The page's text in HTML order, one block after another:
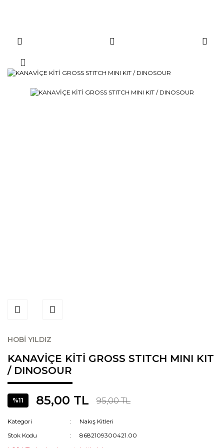
HOBİ YILDIZ
KANAVİÇE KİTİ GROSS STITCH MINI KIT
/ DINOSOUR
%11 85,00 TL 95,00 TL
Kategori
Nakış Kitleri
Stok Kodu
8682109300421.00